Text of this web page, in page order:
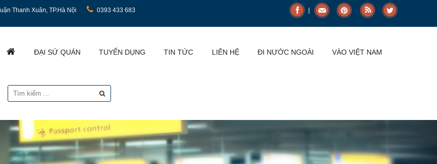
Thanh Xuân, TP.Hà Nội
0393 433 683
ĐẠI SỨ QUÁN TUYỂN DỤNG TIN TỨC LIÊN HỆ ĐI NƯỚC NGOÀI VÀO VIỆT NAM